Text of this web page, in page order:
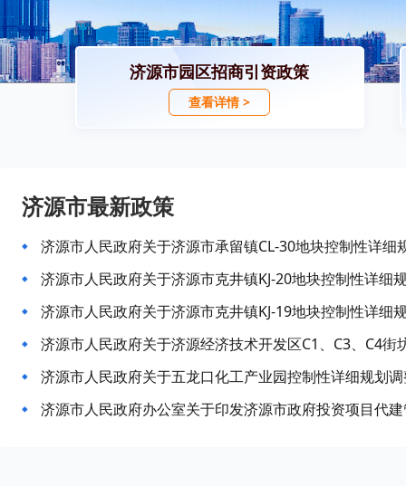
济源市园区招商引资政策
查看详情 >
济源市最新政策
济源市人民政府关于济源市承留镇CL-30地块控制性详细
济源市人民政府关于济源市克井镇KJ-20地块控制性详细
济源市人民政府关于济源市克井镇KJ-19地块控制性详细
济源市人民政府关于济源经济技术开发区C1、C3、C4街
济源市人民政府关于五龙口化工产业园控制性详细规划
济源市人民政府办公室关于印发济源市政府投资项目代